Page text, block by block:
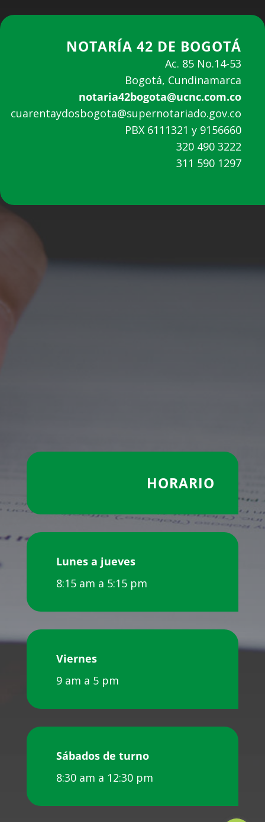
NOTARÍA 42 DE BOGOTÁ
Ac. 85 No.14-53
Bogotá, Cundinamarca
notaria42bogota@ucnc.com.co
cuarentaydosbogota@supernotariado.gov.co
PBX 6111321 y 9156660
320 490 3222
311 590 1297
HORARIO
Lunes a jueves
8:15 am a 5:15 pm
Viernes
9 am a 5 pm
Sábados de turno
8:30 am a 12:30 pm